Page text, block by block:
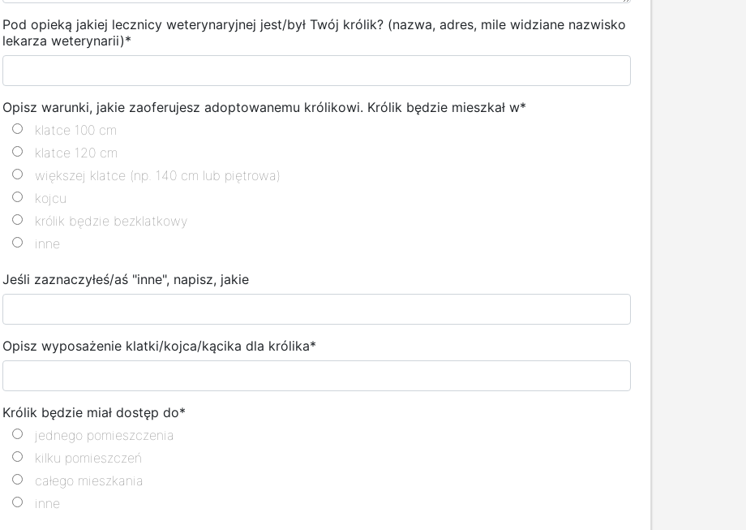
Pod opieką jakiej lecznicy weterynaryjnej jest/był Twój królik? (nazwa, adres, mile widziane nazwisko
lekarza weterynarii)*
Opisz warunki, jakie zaoferujesz adoptowanemu królikowi. Królik będzie mieszkał w*
klatce 100 cm
klatce 120 cm
większej klatce (np. 140 cm lub piętrowa)
kojcu
królik będzie bezklatkowy
inne
Jeśli zaznaczyłeś/aś "inne", napisz, jakie
Opisz wyposażenie klatki/kojca/kącika dla królika*
Królik będzie miał dostęp do*
jednego pomieszczenia
kilku pomieszczeń
całego mieszkania
inne